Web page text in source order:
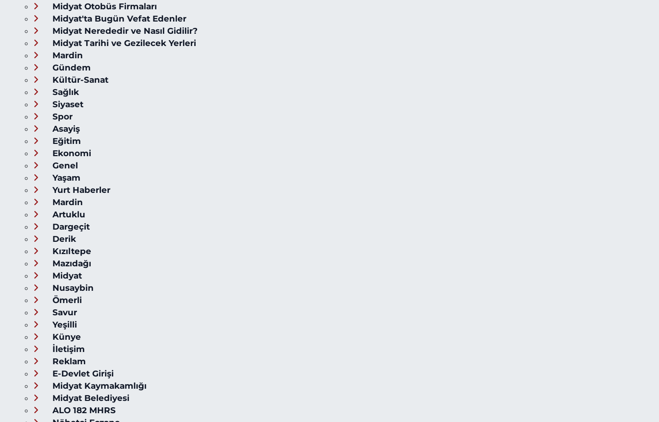
Midyat Otobüs Firmaları
Midyat'ta Bugün Vefat Edenler
Midyat Nerededir ve Nasıl Gidilir?
Midyat Tarihi ve Gezilecek Yerleri
Mardin
Gündem
Kültür-Sanat
Sağlık
Siyaset
Spor
Asayiş
Eğitim
Ekonomi
Genel
Yaşam
Yurt Haberler
Mardin
Artuklu
Dargeçit
Derik
Kızıltepe
Mazıdağı
Midyat
Nusaybin
Ömerli
Savur
Yeşilli
Künye
İletişim
Reklam
E-Devlet Girişi
Midyat Kaymakamlığı
Midyat Belediyesi
ALO 182 MHRS